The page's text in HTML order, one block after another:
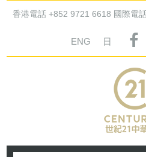
香港電話 +852 9721 6618 國際電
ENG 日